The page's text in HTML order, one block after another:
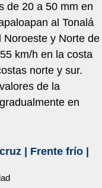
de 20 a 50 mm en
al Tonalá
Noroeste y Norte de
km/h en la costa
norte y sur.
de la
en
| Frente frío|